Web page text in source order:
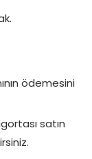
ödemesini
satın